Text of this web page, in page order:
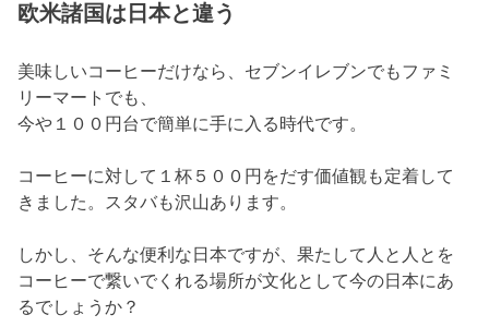
欧米諸国は日本と違う
美味しいコーヒーだけなら、セブンイレブンでもファミ
リーマートでも、
今や１００円台で簡単に手に入る時代です。
コーヒーに対して１杯５００円をだす価値観も定着して
きました。スタバも沢山あります。
しかし、そんな便利な日本ですが、果たして人と人とを
コーヒーで繋いでくれる場所が文化として今の日本にあ
るでしょうか？